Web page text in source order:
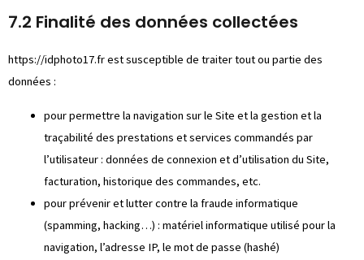
7.2 Finalité des données collectées
https://idphoto17.frest susceptible de traiter tout ou partie des
données :
pour permettre la navigation sur le Site et la gestion et la
traçabilité des prestations et services commandés par
l’utilisateur : données de connexion et d’utilisation du Site,
facturation, historique des commandes, etc.
pour prévenir et lutter contre la fraude informatique
(spamming, hacking…) : matériel informatique utilisé pour la
navigation, l’adresse IP, le mot de passe (hashé)